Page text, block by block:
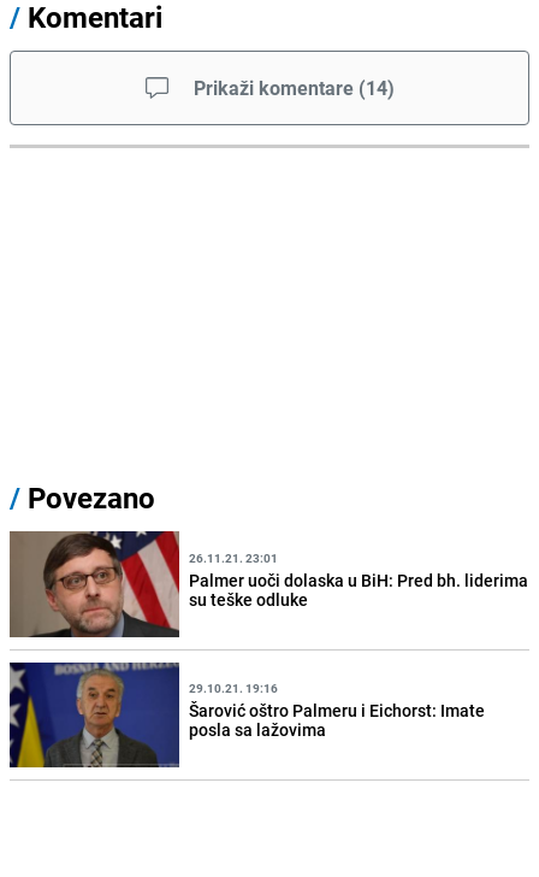
/ Komentari
Prikaži komentare (14)
/ Povezano
26.11.21. 23:01
Palmer uoči dolaska u BiH: Pred bh. liderima
su teške odluke
29.10.21. 19:16
Šarović oštro Palmeru i Eichorst: Imate
posla sa lažovima